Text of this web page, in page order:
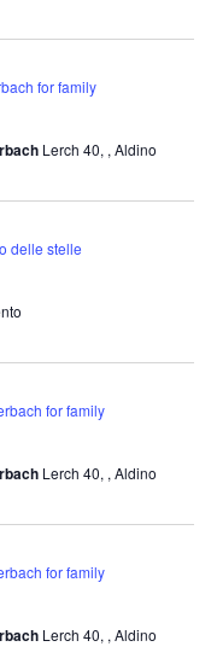
for family
Lerch 40, , Aldino
delle stelle
for family
Lerch 40, , Aldino
for family
Lerch 40, , Aldino